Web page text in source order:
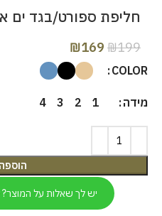
חליפת ספורט/בגד ים
₪199
₪169
COLOR
מידה 1
2
3
4
יש לך שאלות על